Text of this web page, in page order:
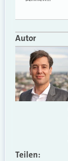
Autor
Teilen: